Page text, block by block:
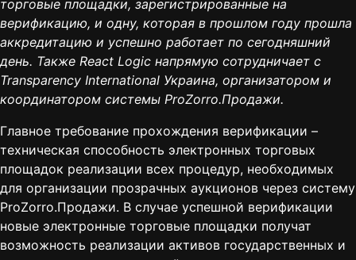
торговые площадки, зарегистрированные на
верификацию, и одну, которая в прошлом году прошла
аккредитацию и успешно работает по сегодняшний
день. Также React Logic напрямую сотрудничает с
Transparency International Украина, организатором и
координатором системы ProZorro.Продажи.
Главное требование прохождения верификации –
техническая способность электронных торговых
площадок реализации всех процедур, необходимых
для организации прозрачных аукционов через систему
ProZorro.Продажи. В случае успешной верификации
новые электронные торговые площадки получат
возможность реализации активов государственных и